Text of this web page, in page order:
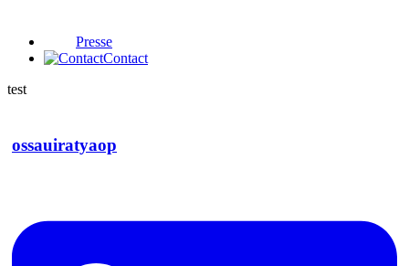
Presse
Contact
test
ossauiratyaop